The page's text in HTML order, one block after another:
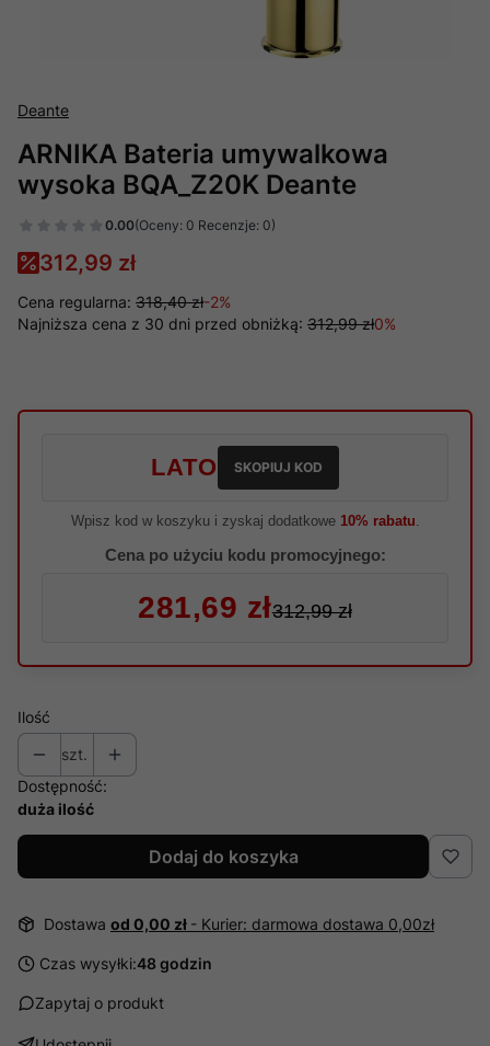
Deante
ARNIKA Bateria umywalkowa
wysoka BQA_Z20K Deante
0.00(Oceny: 0 Recenzje: 0)
312,99 zł
Cena regularna: 318,40 zł-2%
Najniższa cena z 30 dni przed obniżką: 312,99 zł0%
LATO SKOPIUJ KOD
Wpisz kod w koszyku i zyskaj dodatkowe 10% rabatu
Cena po użyciu kodu promocyjnego:
281,69 zł312,99 zł
Ilość
szt.
Dostępność:
duża ilość
Dodaj do koszyka
Dostawa od 0,00 zł - Kurier: darmowa dostawa 0,00zł
Czas wysyłki:48 godzin
Zapytaj o produkt